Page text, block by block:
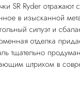
SR Ryder отражают
в изысканной
силуэт и
отделка
тщательно
штрихом в